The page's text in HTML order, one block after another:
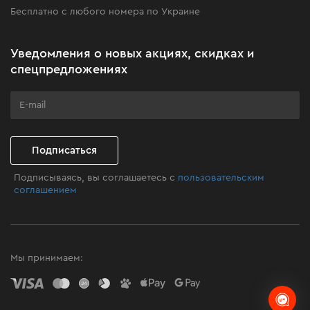
Клуб мастерства
Бесплатно с любого номера по Украине
Уведомления о новых акциях, скидках и
спецпредложениях
Подписаться
Подписываясь, вы соглашаетесь с пользовательским
соглашением
Мы принимаем: